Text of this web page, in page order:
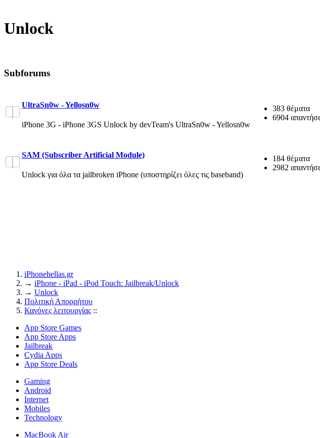
Unlock
Subforums
UltraSn0w - Yellosn0w
iPhone 3G - iPhone 3GS Unlock by devTeam's UltraSn0w - Yellosn0w
383 θέματα
6904
SAM (Subscriber Artificial Module)
Unlock για όλα τα jailbroken iPhone (υποστηρίζει όλες τις baseband)
184 θέματα
2982
iPhonehellas.gr
→ iPhone - iPad - iPod Touch: Jailbreak/Unlock
→ Unlock
Πολιτική Απορρήτου
Κανόνες λειτουργίας ::
App Store Games
App Store Apps
Jailbreak
Cydia Apps
App Store Deals
Gaming
Android
Internet
Mobiles
Technology
MacBook Air